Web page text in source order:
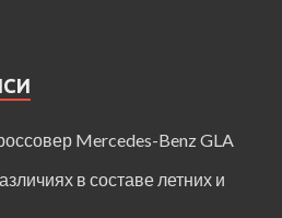
Mercedes-Benz GLA
в составе летних и